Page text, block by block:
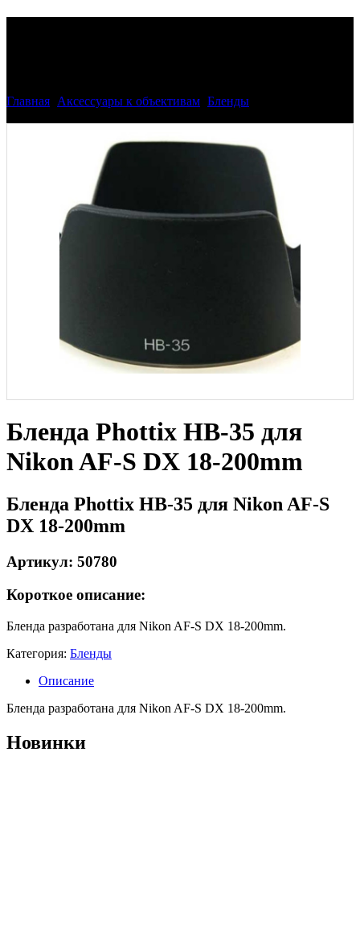
Главная Аксессуары к объективам Бленды
Бленда Phottix HB-35 для
Nikon AF-S DX 18-200mm
Бленда Phottix HB-35 для Nikon AF-S
DX 18-200mm
Артикул: 50780
Короткое описание:
Бленда разработана для Nikon AF-S DX 18-200mm.
Категория: Бленды
Описание
Бленда разработана для Nikon AF-S DX 18-200mm.
Новинки